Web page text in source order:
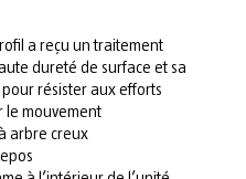
a reçu un traitement
dureté de surface et sa
résister aux efforts
le mouvement
arbre creux